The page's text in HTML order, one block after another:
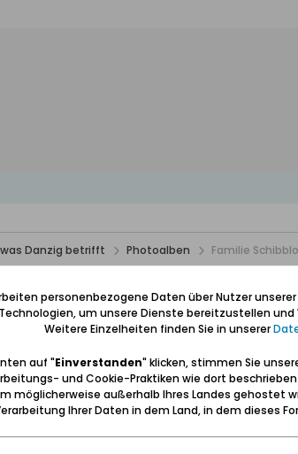
Danzig betrifft Photoalben Familie
Hochzeit Ilse
personenbezogene Daten über Nutzer
um unsere Dienste bereitzustellen
Weitere Einzelheiten finden Sie in unserer
auf "Einverstanden" klicken, stimmen Sie
und Cookie-Praktiken wie dort
möglicherweise außerhalb Ihres Landes gehostet
Ihrer Daten in dem Land, in dem dieses